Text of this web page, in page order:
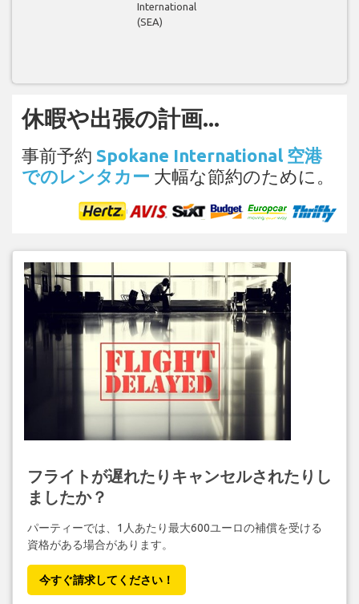
International
(SEA)
休暇や出張の計画...
事前予約 Spokane International 空港
でのレンタカー 大幅な節約のために。
フライトが遅れたりキャンセルされたりし
ましたか？
パーティーでは、1人あたり最大600ユーロの補償を受ける
資格がある場合があります。
今すぐ請求してください！